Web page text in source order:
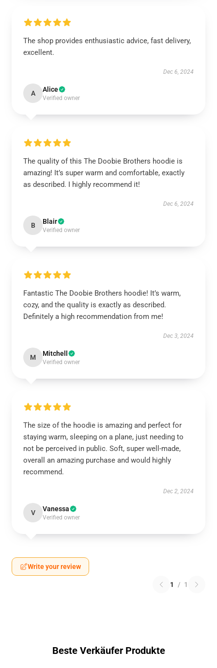
The shop provides enthusiastic advice, fast delivery,
excellent.
Dec 6, 2024
A Alice
Verified owner
The quality of this The Doobie Brothers hoodie is
amazing! It’s super warm and comfortable, exactly
as described. I highly recommend it!
Dec 6, 2024
B Blair
Verified owner
Fantastic The Doobie Brothers hoodie! It’s warm,
cozy, and the quality is exactly as described.
Definitely a high recommendation from me!
Dec 3, 2024
M Mitchell
Verified owner
The size of the hoodie is amazing and perfect for
staying warm, sleeping on a plane, just needing to
not be perceived in public. Soft, super well-made,
overall an amazing purchase and would highly
recommend.
Dec 2, 2024
V Vanessa
Verified owner
Write your review
1 / 1
Beste Verkäufer Produkte